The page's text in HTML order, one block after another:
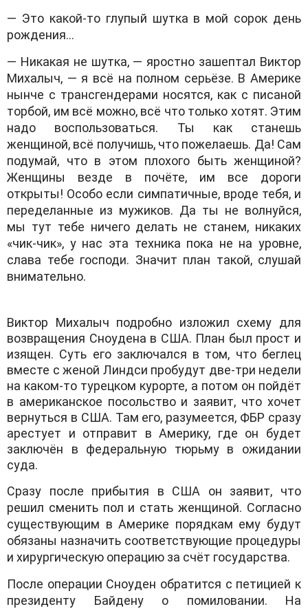
— Это какой-то глупый шутка в мой сорок день
рождения…
— Никакая не шутка, — яростно зашептал Виктор
Михалыч, — я всё на полном серьёзе. В Америке
нынче с трансгендерами носятся, как с писаной
торбой, им всё можно, всё что только хотят. Этим
надо воспользоваться. Ты как станешь
женщиной, всё получишь, что пожелаешь. Да! Сам
подумай, что в этом плохого быть женщиной?
Женщины везде в почёте, им все дороги
открыты! Особо если симпатичные, вроде тебя, и
переделанные из мужиков. Да ты не волнуйся,
мы тут тебе ничего делать не станем, никаких
«чик-чик», у нас эта техника пока не на уровне,
слава тебе господи. Значит план такой, слушай
внимательно.
Виктор Михалыч подробно изложил схему для
возвращения Сноудена в США. План был прост и
изящен. Суть его заключался в том, что беглец
вместе с женой Линдси пробудут две-три недели
на каком-то турецком курорте, а потом он пойдёт
в американское посольство и заявит, что хочет
вернуться в США. Там его, разумеется, ФБР сразу
арестует и отправит в Америку, где он будет
заключён в федеральную тюрьму в ожидании
суда.
Сразу после прибытия в США он заявит, что
решил сменить пол и стать женщиной. Согласно
существующим в Америке порядкам ему будут
обязаны назначить соответствующие процедуры
и хирургическую операцию за счёт государства.
После операции Сноуден обратится с петицией к
президенту Байдену о помиловании. На